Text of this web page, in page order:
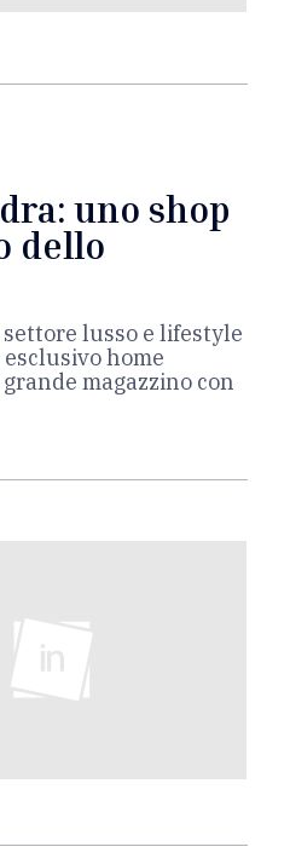
uno shop
dello
lusso e lifestyle
home
magazzino con